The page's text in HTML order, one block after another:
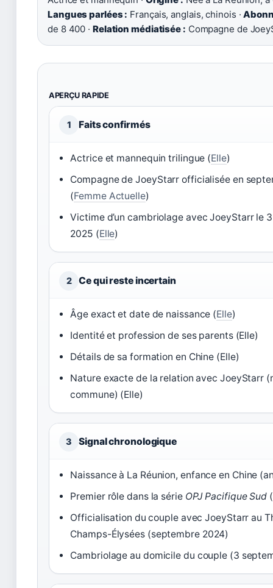
Langues parlées : Français, anglais, chinois ·
de 8 400 · Relation médiatisée : Compagne de
APERÇU RAPIDE
1 Faits confirmés
Actrice et mannequin trilingue (Elle)
Compagne de JoeyStarr officialisée en
(Femme Actuelle)
Victime d’un cambriolage avec JoeyStarr le
2025 (Elle)
2 Ce qui reste incertain
Âge exact et date de naissance (Elle)
Identité et profession de ses parents (Elle)
Détails de sa formation en Chine (Elle)
Nature exacte de la relation avec JoeyStarr
commune) (Elle)
3 Signal chronologique
Naissance à La Réunion, enfance en Chine
Premier rôle dans la série OPJ Pacifique Sud
Officialisation du couple avec JoeyStarr au
Champs-Élysées (septembre 2024)
Cambriolage au domicile du couple (3